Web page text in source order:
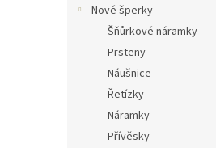
Nové šperky
Šňůrkové náramky
Prsteny
Náušnice
Řetízky
Náramky
Přívěsky